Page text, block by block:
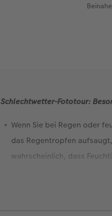
Schlechtwetter-Fototour:
Wenn Sie bei Regen oder
das Regentropfen
wahrscheinlich, dass
Schutz aber auch mit